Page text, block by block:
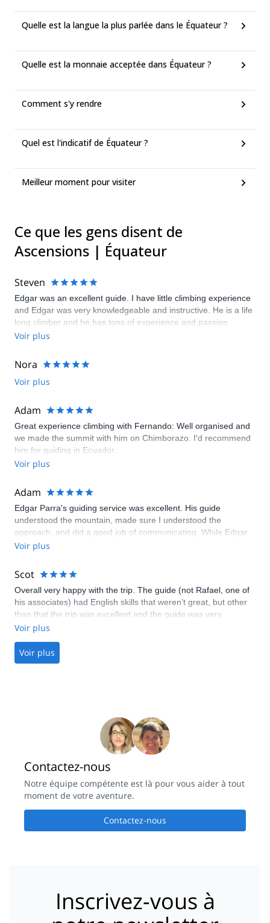
Quelle est la langue la plus parlée dans le Équateur ?
Quelle est la monnaie acceptée dans Équateur ?
Comment s'y rendre
Quel est l'indicatif de Équateur ?
Meilleur moment pour visiter
Ce que les gens disent de
Ascensions | Équateur
Steven
Edgar was an excellent guide. I have little climbing experience
and Edgar was very knowledgeable and instructive. He is a life
long climber and he has tons of experience and passion
climbing through out the world. He was pleasant and a very
in Ecuador so Edgar came up with a great alternative climb to
Cayambe, which was not in good condition due to storms. He
knows the mountains like the back of his hand and can relay
enjoyable. His 4x4 transport and climbing equipment were all
unnecessary risks. I will climb with Edgar again.
Voir plus
Nora
Voir plus
Adam
Great experience climbing with Fernando: Well organised and
we made the summit with him on Chimborazo. I'd recommend
him for guiding in Ecuador.
Voir plus
Adam
Edgar Parra's guiding service was excellent. His guide
understood the mountain, made sure I understood the
approach, and did a good job of communicating. While Edgar
can't control the weather, his guide did a great job of controlling
would climb with him again.
Voir plus
Scot
Overall very happy with the trip. The guide (not Rafael, one of
his associates) had English skills that weren’t great, but other
than that the trip was excellent and the guide was very
attentive and helpful. Would climb with him again.
Voir plus
Voir plus
Contactez-nous
Notre équipe compétente est là pour vous aider à tout
moment de votre aventure.
Contactez-nous
Inscrivez-vous à